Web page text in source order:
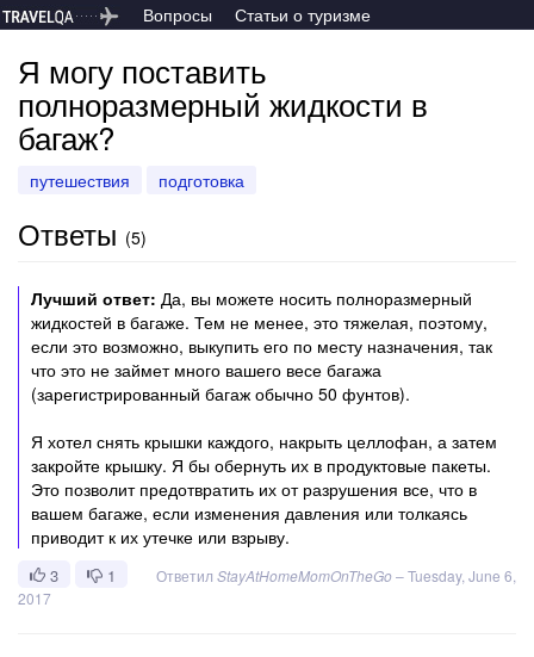
Вопросы Статьи о туризме
Я могу поставить
полноразмерный жидкости в
багаж?
путешествия подготовка
Ответы (5)
Лучший ответ: Да, вы можете носить полноразмерный
жидкостей в багаже. Тем не менее, это тяжелая, поэтому,
если это возможно, выкупить его по месту назначения, так
что это не займет много вашего весе багажа
(зарегистрированный багаж обычно 50 фунтов).
Я хотел снять крышки каждого, накрыть целлофан, а затем
закройте крышку. Я бы обернуть их в продуктовые пакеты.
Это позволит предотвратить их от разрушения все, что в
вашем багаже, если изменения давления или толкаясь
приводит к их утечке или взрыву.
3 1 Ответил StayAtHomeMomOnTheGo–Tuesday, June 6,
2017